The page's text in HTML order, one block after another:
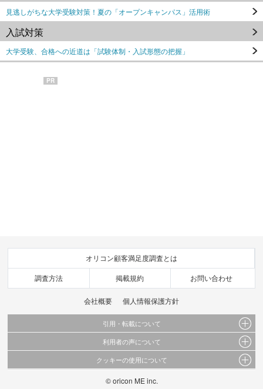
見逃しがちな大学受験対策！夏の「オープンキャンパス」活用術
入試対策
大学受験、合格への近道は「試験体制・入試形態の把握」
PR
オリコン顧客満足度調査とは
調査方法 掲載規約 お問い合わせ
会社概要 個人情報保護方針
引用・転載について
当サイトで公開されている情報（文字、写真、イラスト、画像データ等）及びこれらの配
置・編集および構造などについての著作権は株式会社oricon MEに帰属しております。
これらの情報を権利者の許可なく無断転載・複製などの二次利用を行うことは固く禁じて
利用者の声について
当サイトに掲載している内容はすべてサービスの利用者が提出された見解・感想です。
弊社の見解・ 意見ではないことをご理解いただいた上でご覧ください。
クッキーの使用について
このサイトでは Cookie を使用して、ユーザーに合わせたコンテンツや広告の表示、ソー
© oricon ME inc.